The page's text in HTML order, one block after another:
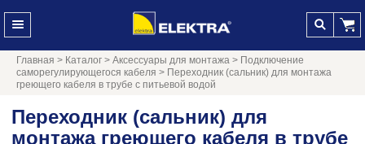
Главная > Каталог > Аксессуары для монтажа > Подключение
саморегулирующегося кабеля > Переходник (сальник) для монтажа
греющего кабеля в трубе с питьевой водой
Переходник (сальник) для
монтажа греющего кабеля в трубе